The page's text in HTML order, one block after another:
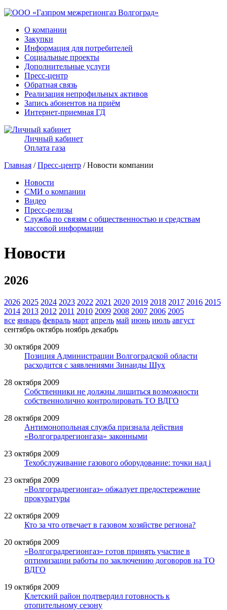
О компании
Закупки
Информация для потребителей
Социальные проекты
Дополнительные услуги
Пресс-центр
Обратная связь
Реализация непрофильных активов
Запись абонентов на приём
Интернет-приемная ГД
Личный кабинет
Оплата газа
Главная /Пресс-центр / Новости компании
Новости
СМИ о компании
Видео
Пресс-релизы
Служба по связям с общественностью и средствам
массовой информации
Новости
2026
2026 2025 2024 2023 2022 2021 2020 2019 2018 2017 2016 2015
2014 2013 2012 2011 2010 2009 2008 2007 2006 2005
все январь февраль март апрель май июнь июль август
сентябрь октябрь ноябрь декабрь
30 октября 2009
Позиция Администрации Волгоградской области
расходится с заявлениями Зинаиды Шух
28 октября 2009
Собственники не должны лишиться возможности
собственнолично контролировать ТО ВДГО
28 октября 2009
Антимонопольная служба признала действия
«Волгоградрегионгаза» законными
23 октября 2009
Техобслуживание газового оборудование: точки над i
23 октября 2009
«Волгоградрегионгаз» обжалует предостережение
прокуратуры
22 октября 2009
Кто за что отвечает в газовом хозяйстве региона?
20 октября 2009
«Волгоградрегионгаз» готов принять участие в
оптимизации работы по заключению договоров на ТО
ВДГО
19 октября 2009
Клетский район подтвердил готовность к
отопительному сезону